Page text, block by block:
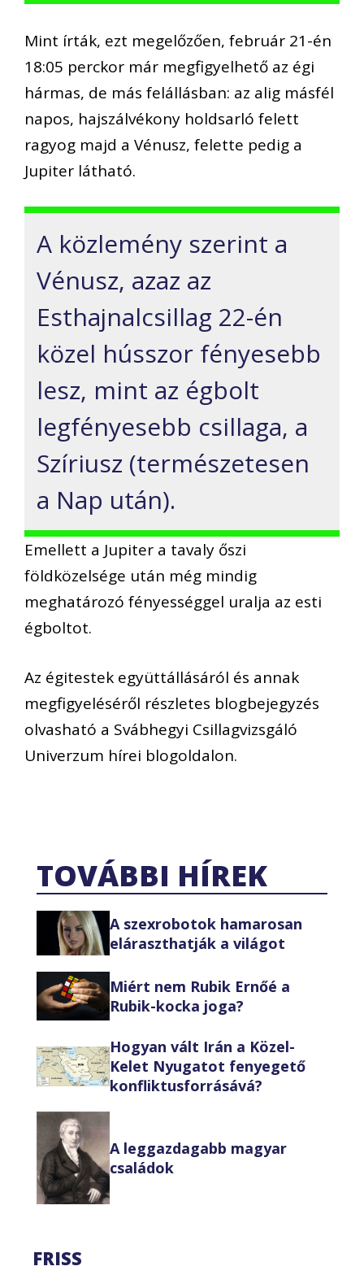
Mint írták, ezt megelőzően, február 21-én
18:05 perckor már megfigyelhető az égi
hármas, de más felállásban: az alig másfél
napos, hajszálvékony holdsarló felett
ragyog majd a Vénusz, felette pedig a
Jupiter látható.
A közlemény szerint a
Vénusz, azaz az
Esthajnalcsillag 22-én
közel hússzor fényesebb
lesz, mint az égbolt
legfényesebb csillaga, a
Szíriusz (természetesen
a Nap után).
Emellett a Jupiter a tavaly őszi
földközelsége után még mindig
meghatározó fényességgel uralja az esti
égboltot.
Az égitestek együttállásáról és annak
megfigyeléséről részletes blogbejegyzés
olvasható a Svábhegyi Csillagvizsgáló
Univerzum hírei blogoldalon.
TOVÁBBI HÍREK
A szexrobotok hamarosan
eláraszthatják a világot
Miért nem Rubik Ernőé a
Rubik-kocka joga?
Hogyan vált Irán a Közel-
Kelet Nyugatot fenyegető
konfliktusforrásává?
A leggazdagabb magyar
családok
FRISS